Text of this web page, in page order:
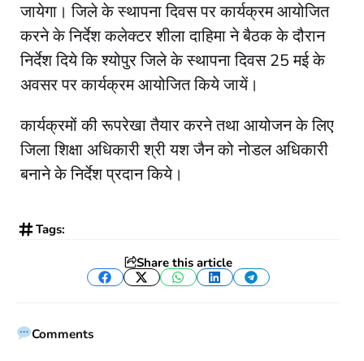
जायेगा। जिले के स्थापना दिवस पर कार्यक्रम आयोजित
करने के निर्देश कलेक्टर शीला दाहिमा ने बैठक के दौरान
निर्देश दिये कि श्योपुर जिले के स्थापना दिवस 25 मई के
अवसर पर कार्यक्रम आयोजित किये जायें।
कार्यक्रमों की रूपरेखा तैयार करने तथा आयोजन के लिए
जिला शिक्षा अधिकारी श्री यश जैन को नोडल अधिकारी
बनाने के निर्देश प्रदान किये।
Tags:
Share this article
Facebook
TwitterWhatsApp
LinkedInTelegram
Comments